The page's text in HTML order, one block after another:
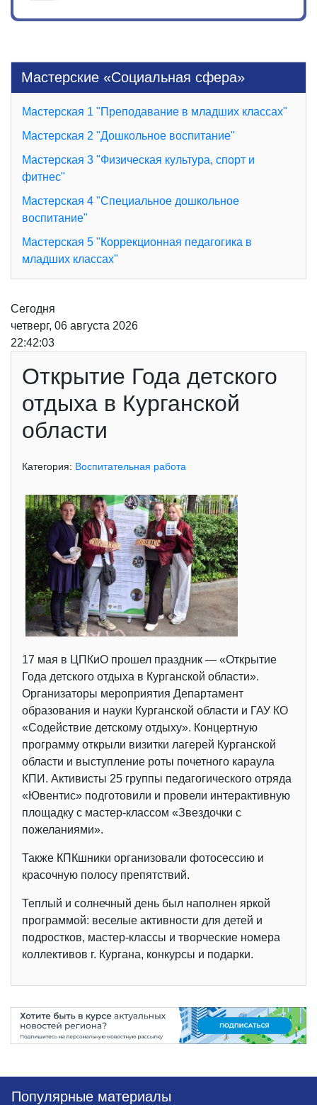
Мастерские «Социальная сфера»
Мастерская 1 "Преподавание в младших классах"
Мастерская 2 "Дошкольное воспитание"
Мастерская 3 "Физическая культура, спорт и
фитнес"
Мастерская 4 "Специальное дошкольное
воспитание"
Мастерская 5 "Коррекционная педагогика в
младших классах"
Сегодня
четверг, 06 августа 2026
22:42:03
Открытие Года детского
отдыха в Курганской
области
Категория: Воспитательная работа
17 мая в ЦПКиО прошел праздник — «Открытие
Года детского отдыха в Курганской области».
Организаторы мероприятия Департамент
образования и науки Курганской области и ГАУ КО
«Содействие детскому отдыху». Концертную
программу открыли визитки лагерей Курганской
области и выступление роты почетного караула
КПИ. Активисты 25 группы педагогического отряда
«Ювентис» подготовили и провели интерактивную
площадку с мастер-классом «Звездочки с
пожеланиями».
Также КПКшники организовали фотосессию и
красочную полосу препятствий.
Теплый и солнечный день был наполнен яркой
программой: веселые активности для детей и
подростков, мастер-классы и творческие номера
коллективов г. Кургана, конкурсы и подарки.
Популярные материалы